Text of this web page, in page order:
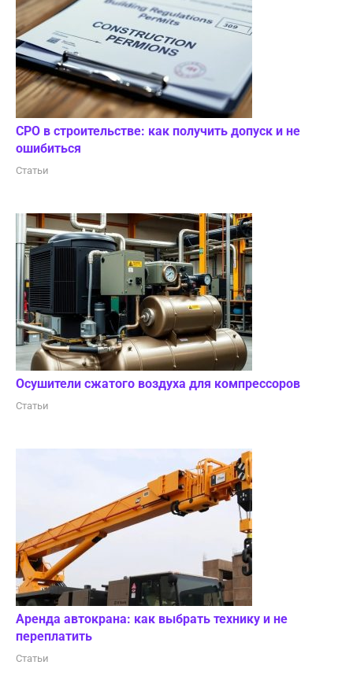
СРО в строительстве: как получить допуск и не
ошибиться
Статьи
Осушители сжатого воздуха для компрессоров
Статьи
Аренда автокрана: как выбрать технику и не
переплатить
Статьи